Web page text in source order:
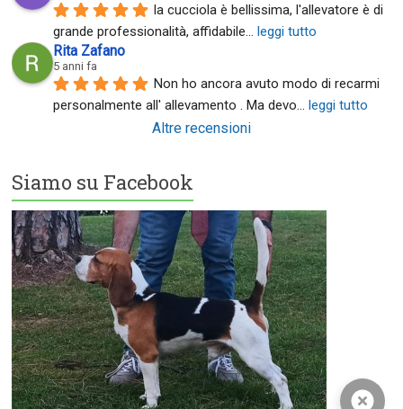
la cucciola è bellissima, l'allevatore è di
grande professionalità, affidabile... leggi tutto
Rita Zafano
5 anni fa
Non ho ancora avuto modo di recarmi
personalmente all' allevamento . Ma devo... leggi tutto
Altre recensioni
Siamo su Facebook